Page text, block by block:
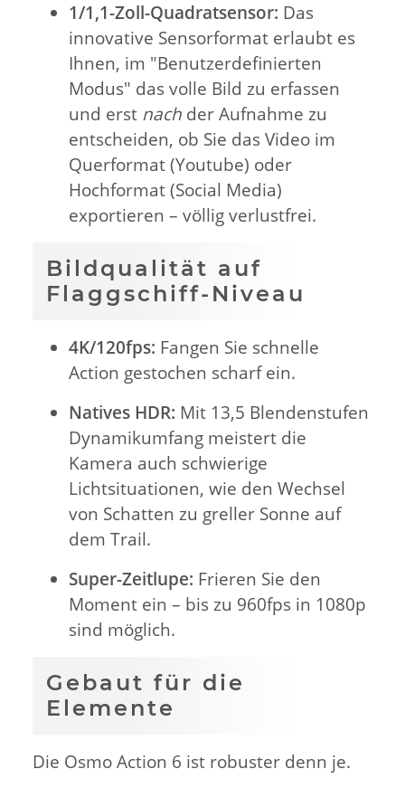
1/1,1-Zoll-Quadratsensor: Das
innovative Sensorformat erlaubt es
Ihnen, im "Benutzerdefinierten
Modus" das volle Bild zu erfassen
und erst nach der Aufnahme zu
entscheiden, ob Sie das Video im
Querformat (Youtube) oder
Hochformat (Social Media)
exportieren – völlig verlustfrei.
Bildqualität auf
Flaggschiff-Niveau
4K/120fps: Fangen Sie schnelle
Action gestochen scharf ein.
Natives HDR: Mit 13,5 Blendenstufen
Dynamikumfang meistert die
Kamera auch schwierige
Lichtsituationen, wie den Wechsel
von Schatten zu greller Sonne auf
dem Trail.
Super-Zeitlupe: Frieren Sie den
Moment ein – bis zu 960fps in 1080p
sind möglich.
Gebaut für die
Elemente
Die Osmo Action 6 ist robuster denn je.